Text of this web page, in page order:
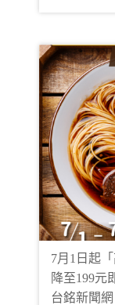
7月1日起
降至199元
台銘新聞網